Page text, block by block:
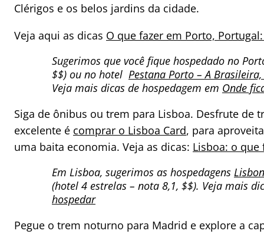
Clérigos e os belos jardins da cidade.
Veja aqui as dicas O que fazer em Porto,
Sugerimos que você fique hospedado no
$$) ou no hotel Pestana Porto – A
Veja mais dicas de hospedagem em Onde
Siga de ônibus ou trem para Lisboa. Desfrute
excelente é comprar o Lisboa Card, para
uma baita economia. Veja as dicas: Lisboa: o
Em Lisboa, sugerimos as hospedagens
(hotel 4 estrelas – nota 8,1, $$). Veja mais
hospedar
Pegue o trem noturno para Madrid e explore a